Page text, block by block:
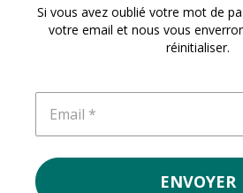
Si vous avez oublié votre mot de
votre email et nous vous
réinitialiser.
Email
ENVOYER